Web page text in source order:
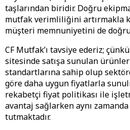
taşlarından biridir. Doğru
mutfak verimliliğini artırmakla
müşteri memnuniyetini de
CF Mutfak’ı tavsiye ederiz;
sitesinde satışa sunulan
standartlarına sahip olup
göre daha uygun fiyatlarla
rekabetçi fiyat politikası ile
avantaj sağlarken aynı
tutmaktadır.